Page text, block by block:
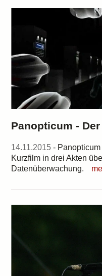
Panopticum -
14.11.2015 -
Kurzfilm in drei Akten
Datenüberwachung.